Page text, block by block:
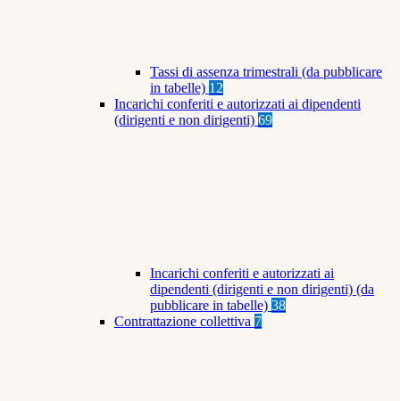
Tassi di assenza trimestrali (da pubblicare
in tabelle) 12
Incarichi conferiti e autorizzati ai dipendenti
(dirigenti e non dirigenti) 69
Incarichi conferiti e autorizzati ai
dipendenti (dirigenti e non dirigenti) (da
pubblicare in tabelle) 38
Contrattazione collettiva 7